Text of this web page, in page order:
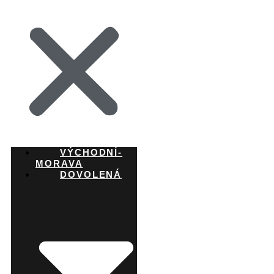
VÝCHODNÍ-
MORAVA
DOVOLENÁ